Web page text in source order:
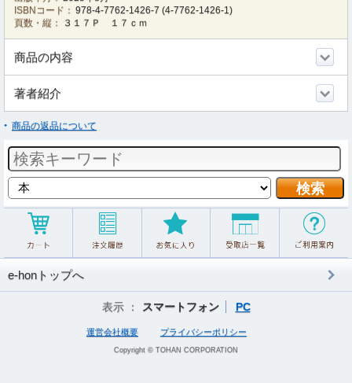
ISBNコード： 978-4-7762-1426-7 (4-7762-1426-1)
頁数・縦：
３１７Ｐ １７ｃｍ
商品の内容
著者紹介
商品の返品について
e-honトップへ
表示 ： スマートフォン PC
運営会社概要 プライバシーポリシー
Copyright © TOHAN CORPORATION